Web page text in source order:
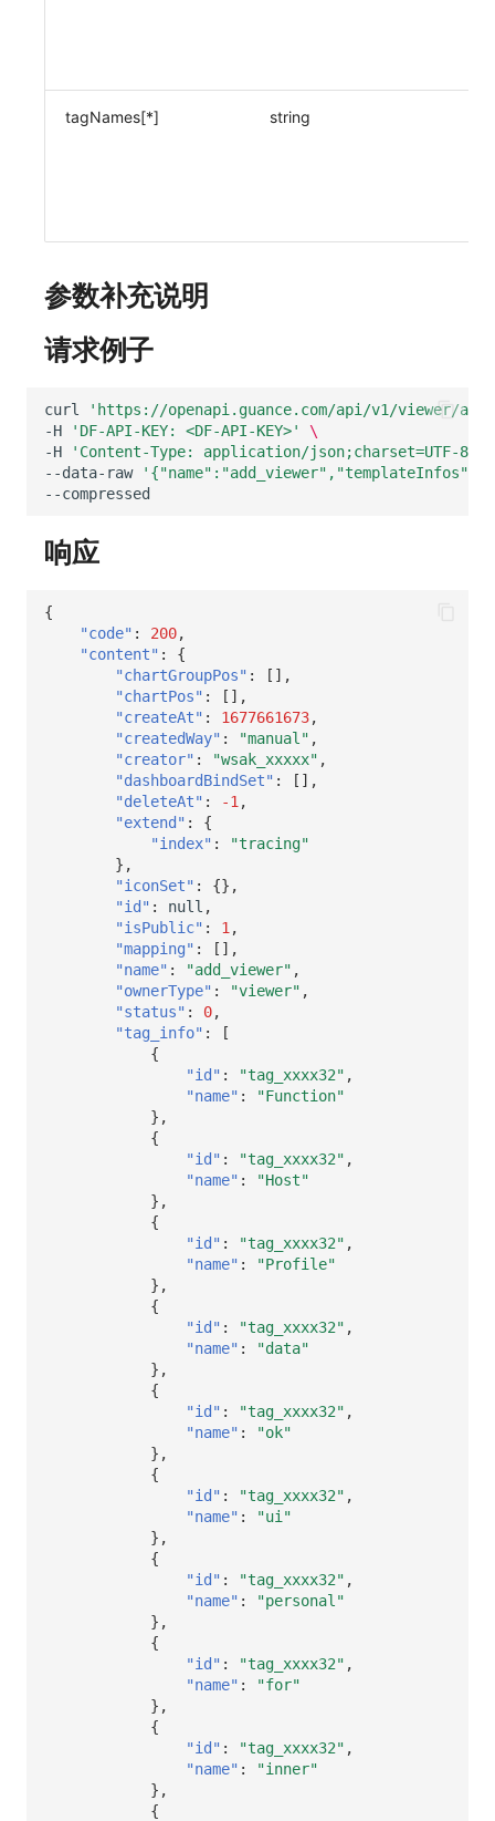
tagNames[*] string
参数补充说明
请求例子
curl
'https://openapi.guance.com/api/v1/viewer/add'
-H
'DF-API-KEY: <DF-API-KEY>'
\
-H
'Content-Type: application/json;charset=UTF-8'
--data-raw
--compressed
响应
{
"code" : 200,
"content" :
{
"chartGroupPos" :
[],
"chartPos" :
[],
"createAt" : 1677661673,
"createdWay" : "manual" ,
"creator" : "wsak_xxxxx" ,
"dashboardBindSet" :
[],
"deleteAt" : -1 ,
"extend" :
{
"index" :
"tracing"
},
"iconSet" :
{},
"id" : null ,
"isPublic" : 1 ,
"mapping" :
[],
"name" : "add_viewer" ,
"ownerType" : "viewer" ,
"status" : 0,
"tag_info" :
[
{
"id" : "tag_xxxx32" ,
"name" :
"Function"
},
{
"id" : "tag_xxxx32" ,
"name" :
"Host"
},
{
"id" : "tag_xxxx32" ,
"name" :
"Profile"
},
{
"id" : "tag_xxxx32" ,
"name" :
"data"
},
{
"id" : "tag_xxxx32" ,
"name" :
"ok"
},
{
"id" : "tag_xxxx32" ,
"name" :
"ui"
},
{
"id" : "tag_xxxx32" ,
"name" :
"personal"
},
{
"id" : "tag_xxxx32" ,
"name" :
"for"
},
{
"id" : "tag_xxxx32" ,
"name" :
"inner"
},
{